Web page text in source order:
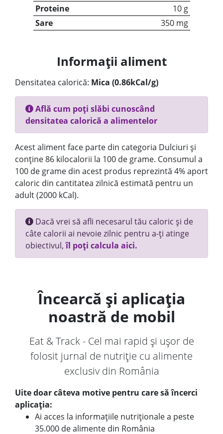
Proteine
10 g
Sare
350 mg
Informații aliment
Densitatea calorică: Mica (0.86kCal/g)
Află cum poți slăbi cunoscând
densitatea calorică a alimentelor
Acest aliment face parte din categoria Dulciuri și
conține 86 kilocalorii la 100 de grame. Consumul a
100 de grame din acest produs reprezintă 4% aport
caloric din cantitatea zilnică estimată pentru un
adult (2000 kCal).
Dacă vrei să afli necesarul tău caloric și de
câte calorii ai nevoie zilnic pentru a-ți atinge
obiectivul,îl poți calcula aici.
Încearcă și aplicația
noastră de mobil
Eat & Track - Cel mai rapid și ușor de
folosit jurnal de nutriție cu alimente
exclusiv din România
Uite doar câteva motive pentru care să încerci
aplicația:
Ai acces la informațiile nutriționale a peste
35.000 de alimente din România